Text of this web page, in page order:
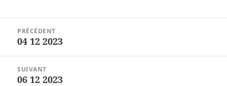
l’article
PRÉCÉDENT
Article
04 12 2023
SUIVANT
Article
06 12 2023